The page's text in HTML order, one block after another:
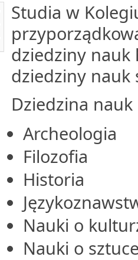
Studia w
dziedziny nauk
dziedziny nauk
Dziedzina
Archeologia
Filozofia
Historia
Nauki o
Nauki o